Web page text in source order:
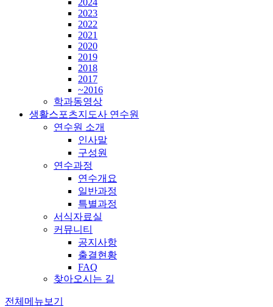
2023
2022
2021
2020
2019
2018
2017
~2016
학과동영상
생활스포츠지도사 연수원
연수원 소개
인사말
구성원
연수과정
연수개요
일반과정
특별과정
서식자료실
커뮤니티
공지사항
출결현황
FAQ
찾아오시는 길
전체메뉴보기